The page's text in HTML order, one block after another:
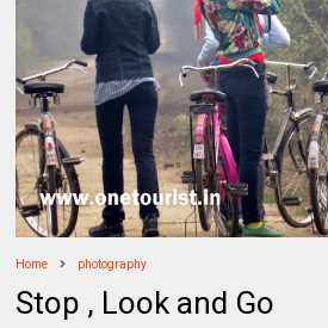
Home photography
Stop , Look and Go